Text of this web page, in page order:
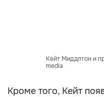
Кейт Миддлтон и
media
Кроме того, Кейт